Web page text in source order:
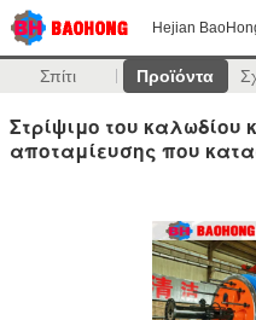
Hejian
Σπίτι Προϊόντα
Στρίψιμο του
αποταμίευσης που